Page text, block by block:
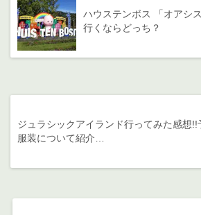
ハウステンボス 「オアシ
行くならどっち？
ジュラシックアイランド行ってみた感想!!
服装について紹介…